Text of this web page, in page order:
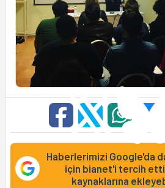
Haberlerimizi Google'da
için bianet'i tercih
kaynaklarına